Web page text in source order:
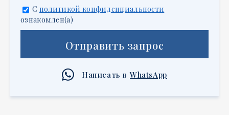
С политикой конфиденциальности
ознакомлен(а)
Отправить запрос
Написать в WhatsApp